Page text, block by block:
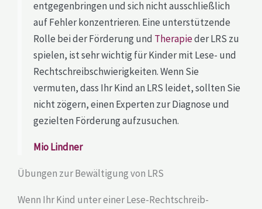
entgegenbringen und sich nicht ausschließlich
auf Fehler konzentrieren. Eine unterstützende
Rolle bei der Förderung und Therapieder LRS zu
spielen, ist sehr wichtig für Kinder mit Lese- und
Rechtschreibschwierigkeiten. Wenn Sie
vermuten, dass Ihr Kind an LRS leidet, sollten Sie
nicht zögern, einen Experten zur Diagnose und
gezielten Förderung aufzusuchen.
Mio Lindner
Übungen zur Bewältigung von LRS
Wenn Ihr Kind unter einer Lese-Rechtschreib-